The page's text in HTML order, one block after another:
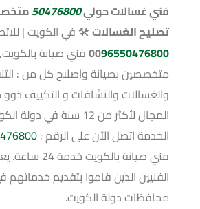
فني غسالات حولي50476800
تصليح الغسالات🛠 في الكويت |
0096550476800
فني صيانة
متخصصين بصيانة واصلاح كل من :
والغسالات والنشافات و التكييف
المجال لأكثر من 12 سنة في
الخدمة اتصل الآن على الرقم :
فني صيانة بالكويت
الفنيين الذين قاموا بتقديم
محافظات دولة الكويت.